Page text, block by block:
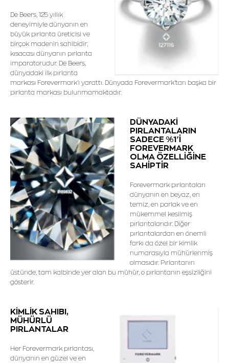
De Beers, 125 yıllık
deneyimiyle dünyanın en
büyük pırlanta üreticisi ve
birçok madenin sahibidir;
kısacası dünyanın pırlanta
imparatorudur. De Beers,
dünyadaki ilk pırlanta
markası Forevermark'ı yarattı. Dünyada Forevermark'tan başka bir
pırlanta markası bulunmamaktadır.
DÜNYADAKİ
PIRLANTALARIN
SADECE %1'İ
FOREVERMARK
OLMA ÖZELLİĞİNE
SAHİPTİR
Forevermark pırlantaları
dünyanın en beyaz, en
temiz, en parlak ve en
mükemmel kesilmiş
pırlantalarıdır. Diğer
pırlantalardan en önemli
farkı da özel bir kimlik
numarasıyla mühürlenmiş
olmasıdır. Pırlantanın
üstünde, tam kalbinde yer alan bu mühür, o pırlantanın eşsizliğini
gösterir.
KİMLİK SAHIBI,
MÜHÜRLÜ
PIRLANTALAR
Her Forevermark pırlantası,
dünyanın en güzel ve en